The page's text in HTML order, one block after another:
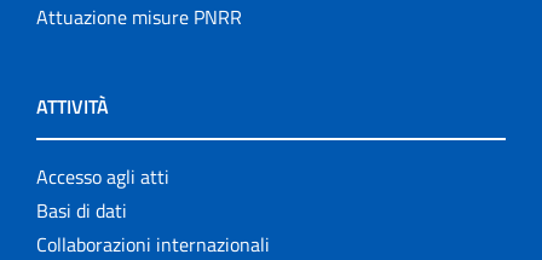
Attuazione misure PNRR
ATTIVITÀ
Accesso agli atti
Basi di dati
Collaborazioni internazionali